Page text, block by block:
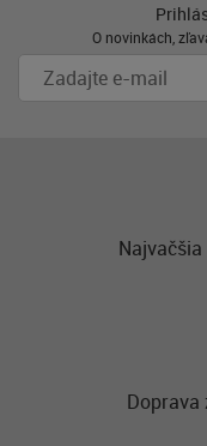
O novinkách,
Doprava